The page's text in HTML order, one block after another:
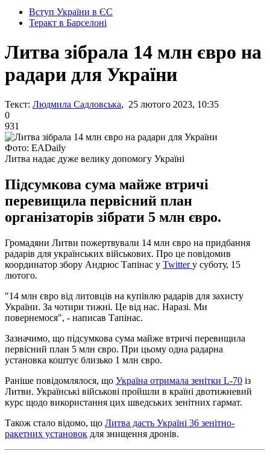
Вступ України в ЄС
Теракт в Барселоні
Литва зібрала 14 млн євро на
радари для України
Текст: Людмила Садловська, 25 лютого 2023, 10:35
0
931
Фото: EADaily
Литва надає дуже велику допомогу Україні
Підсумкова сума майже втричі
перевищила первісний план
організаторів зібрати 5 млн євро.
Громадяни Литви пожертвували 14 млн євро на придбання
радарів для українських військових. Про це повідомив
координатор збору Андрюс Тапінас у Twitterу суботу, 15
лютого.
"14 млн євро від литовців на купівлю радарів для захисту
України. За чотири тижні. Це від нас. Наразі. Ми
повернемося", - написав Тапінас.
Зазначимо, що підсумкова сума майже втричі перевищила
первісний план 5 млн євро. При цьому одна радарна
установка коштує близько 1 млн євро.
Раніше повідомлялося, що Україна отримала зенітки L-70 із
Литви. Українські військові пройшли в країні двотижневий
курс щодо використання цих шведських зенітних гармат.
Також стало відомо, що Литва дасть Україні 36 зенітно-
ракетних установок для знищення дронів.